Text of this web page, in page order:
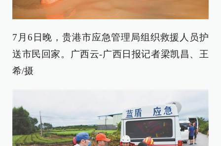
7月6日晚，贵港市应急管理局组织救援人员护
送市民回家。广西云-广西日报记者梁凯昌、王
希/摄